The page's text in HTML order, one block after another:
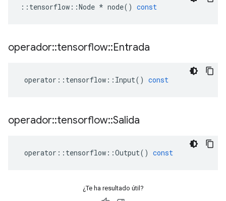
:: tensorflow ::Node * node() const
operador::tensorflow::Entrada
operator :: tensorflow :: Input() const
operador::tensorflow::Salida
operator :: tensorflow ::Output() const
¿Te ha resultado útil?